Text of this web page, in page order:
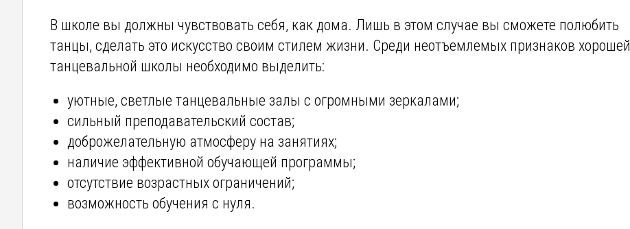
В школе вы должны чувствовать себя, как дома. Лишь в этом случае вы сможете полюбить
танцы, сделать это искусство своим стилем жизни. Среди неотъемлемых признаков хорошей
танцевальной школы необходимо выделить:
уютные, светлые танцевальные залы с огромными зеркалами;
сильный преподавательский состав;
доброжелательную атмосферу на занятиях;
наличие эффективной обучающей программы;
отсутствие возрастных ограничений;
возможность обучения с нуля.